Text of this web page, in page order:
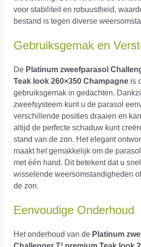
voor stabiliteit en robuustheid,
bestand is tegen diverse
Gebruiksgemak en
De Platinum zweefparasol
Teak look 260×350 Champagne is
gebruiksgemak in gedachten.
zweefsysteem kunt u de parasol
verschillende posities draaien en
altijd de perfecte schaduw kunt
stand van de zon. Het elegant
maakt het gemakkelijk om de
met één hand. Dit betekent dat u
wisselende weersomstandigheden
de zon.
Eenvoudige Onderhoud
Het onderhoud van de Platinum